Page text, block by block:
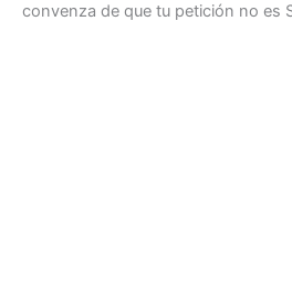
convenza de que tu petición no es